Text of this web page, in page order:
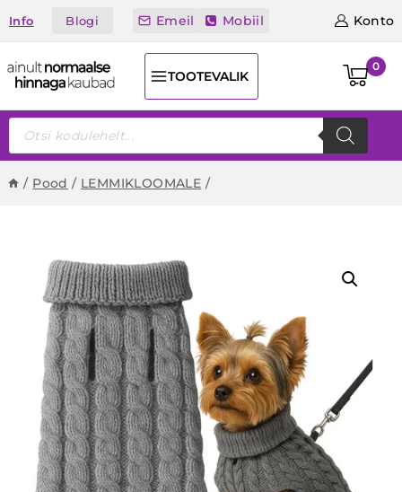
toInfo Blogi Emeil Mobiil Konto
TOOTEVALIK
0
Products
search
/ Pood / LEMMIKLOOMALE /